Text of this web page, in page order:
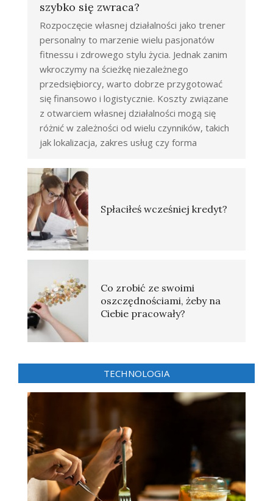
szybko się zwraca?
Rozpoczęcie własnej działalności jako trener
personalny to marzenie wielu pasjonatów
fitnessu i zdrowego stylu życia. Jednak zanim
wkroczymy na ścieżkę niezależnego
przedsiębiorcy, warto dobrze przygotować
się finansowo i logistycznie. Koszty związane
z otwarciem własnej działalności mogą się
różnić w zależności od wielu czynników, takich
jak lokalizacja, zakres usług czy forma
Spłaciłeś wcześniej kredyt?
Co zrobić ze swoimi
oszczędnościami, żeby na
Ciebie pracowały?
TECHNOLOGIA